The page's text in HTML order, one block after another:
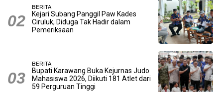
BERITA
Kejari Subang Panggil Paw Kades
Ciruluk, Diduga Tak Hadir dalam
Pemeriksaan
BERITA
Bupati Karawang Buka Kejurnas Judo
Mahasiswa 2026, Diikuti 181 Atlet dari
59 Perguruan Tinggi